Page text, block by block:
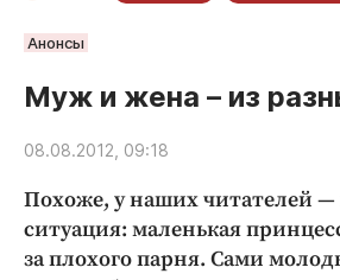
РУБРИКИ
Статьи
Авто и транспорт
Благоустройство
Анонсы
Муж и жена – из
08.08.2012, 09:18
Похоже, у наших читателей —
ситуация: маленькая
за плохого парня. Сами